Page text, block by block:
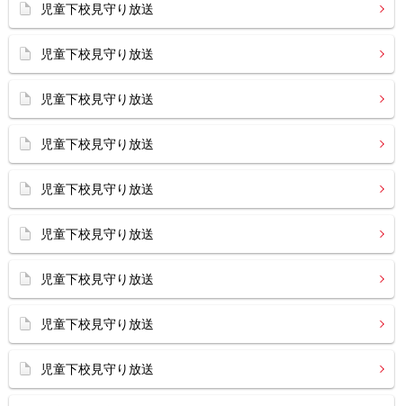
児童下校見守り放送
児童下校見守り放送
児童下校見守り放送
児童下校見守り放送
児童下校見守り放送
児童下校見守り放送
児童下校見守り放送
児童下校見守り放送
児童下校見守り放送